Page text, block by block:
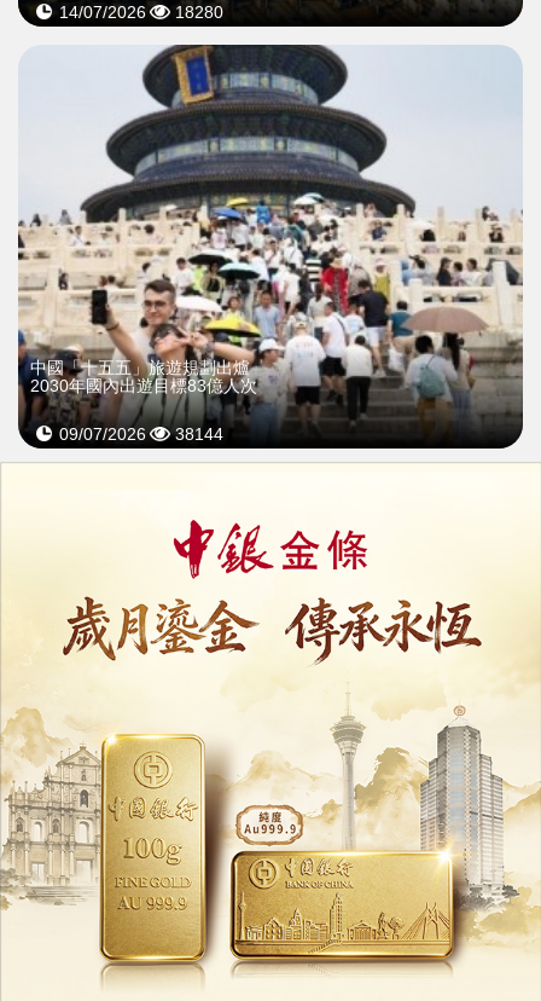
14/07/2026 18280
中國「十五五」旅遊規劃出爐
2030年國內出遊目標83億人次
09/07/2026 38144
里昂：內地客赴澳博彩意欲升溫
博彩預算創三年新高
06/07/2026 12709